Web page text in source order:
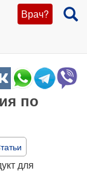
Врач?
по
для